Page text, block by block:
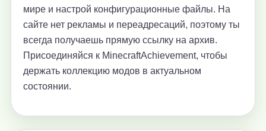
мире и настрой конфигурационные файлы. На
сайте нет рекламы и переадресаций, поэтому ты
всегда получаешь прямую ссылку на архив.
Присоединяйся к MinecraftAchievement, чтобы
держать коллекцию модов в актуальном
состоянии.